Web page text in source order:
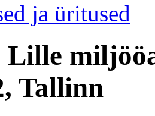
ja üritused
Tallinn